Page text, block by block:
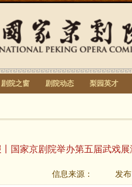
剧院之窗 剧院动态 梨园英才
国家京剧院举办第五届武戏
信息来源： 发布